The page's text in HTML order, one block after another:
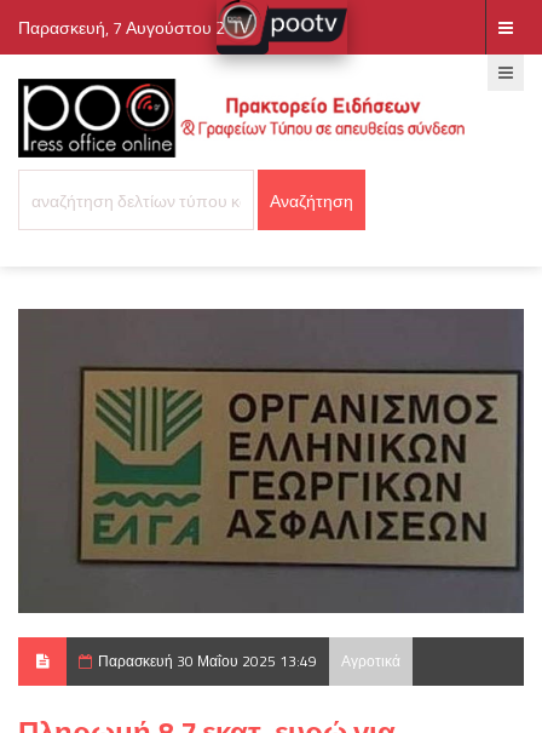
Παρασκευή, 7 Αυγούστου 2026
Παρασκευή 30 Μαΐου 2025 13:49 Αγροτικά